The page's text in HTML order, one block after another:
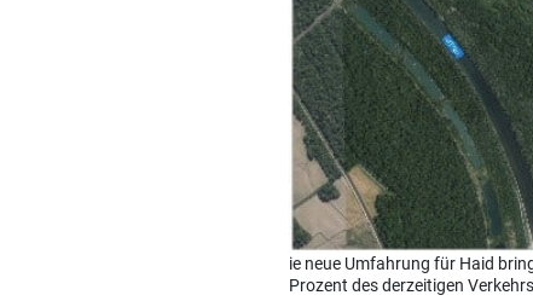
ie neue Umfahrung für Haid
Prozent des derzeitigen